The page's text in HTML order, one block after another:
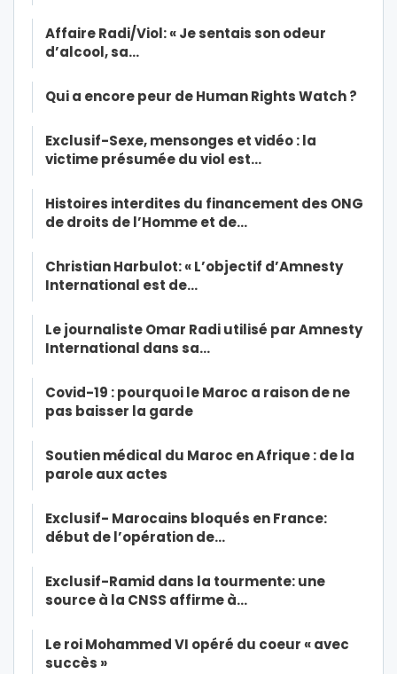
Affaire Radi/Viol: « Je sentais son odeur
d’alcool, sa…
Qui a encore peur de Human Rights Watch ?
Exclusif-Sexe, mensonges et vidéo : la
victime présumée du viol est…
Histoires interdites du financement des ONG
de droits de l’Homme et de…
Christian Harbulot: « L’objectif d’Amnesty
International est de…
Le journaliste Omar Radi utilisé par Amnesty
International dans sa…
Covid-19 : pourquoi le Maroc a raison de ne
pas baisser la garde
Soutien médical du Maroc en Afrique : de la
parole aux actes
Exclusif- Marocains bloqués en France:
début de l’opération de…
Exclusif-Ramid dans la tourmente: une
source à la CNSS affirme à…
Le roi Mohammed VI opéré du coeur « avec
succès »